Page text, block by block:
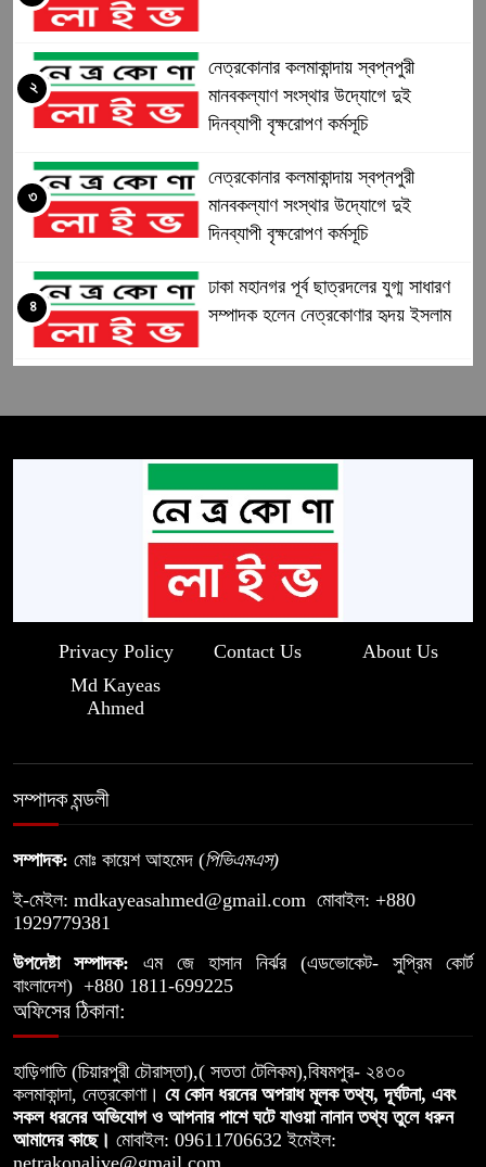
নেত্রকোনার কলমাকান্দায় স্বপ্নপুরী
মানবকল্যাণ সংস্থার উদ্যোগে দুই
দিনব্যাপী বৃক্ষরোপণ কর্মসূচি
২
নেত্রকোনার কলমাকান্দায় স্বপ্নপুরী
মানবকল্যাণ সংস্থার উদ্যোগে দুই
দিনব্যাপী বৃক্ষরোপণ কর্মসূচি
৩
ঢাকা মহানগর পূর্ব ছাত্রদলের যুগ্ম সাধারণ
সম্পাদক হলেন নেত্রকোণার হৃদয় ইসলাম
৪
সম্পাদক হলেন নেত্রকোণার হৃদয় ইসলাম
মাঝে বিনামূল্যে কৃষি প্রণোদনা বিতরণ
হালট দখল ও সরকারি কাজে বাধা, যুবলীগ
নেতা গ্রেপ্তার
৯
চাই
১০
Privacy Policy Contact Us
About Us
Md Kayeas
Ahmed
সম্পাদক মন্ডলী
সম্পাদক: মোঃ কায়েশ আহমেদ (পিভিএমএস)
ই-মেইল: mdkayeasahmed@gmail.com মোবাইল: +880
1929779381
উপদেষ্টা সম্পাদক: এম জে হাসান নির্ঝর (এডভোকেট- সুপ্রিম কোর্ট
বাংলাদেশ) +880 1811-699225
অফিসের ঠিকানা:
হাড়িগাতি (চিয়ারপুরী চৌরাস্তা),( সততা টেলিকম),বিষমপুর- ২৪৩০
কলমাকান্দা, নেত্রকোণা। যে কোন ধরনের অপরাধ মূলক তথ্য, দূর্ঘটনা, এবং
সকল ধরনের অভিযোগ ও আপনার পাশে ঘটে যাওয়া নানান তথ্য তুলে ধরুন
আমাদের কাছে। মোবাইল: 09611706632 ইমেইল: